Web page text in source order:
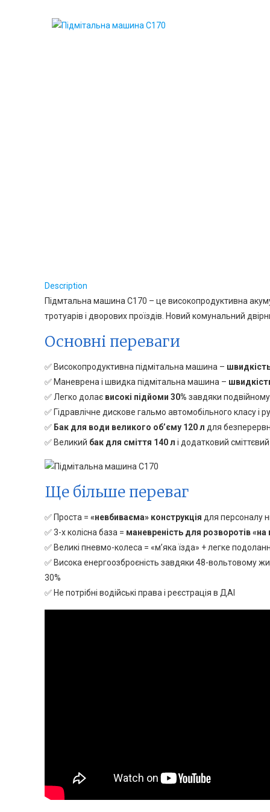
Description
Підмтальна машина С170 – це високопродуктивна
тротуарів і дворових проїздів. Новий комунальний
Основні переваги
✅ Високопродуктивна підмітальна машина –
✅ Маневрена і швидка підмітальна машина –
✅ Легко долає високі підйоми 30% завдяки
✅ Гідравлічне дискове гальмо автомобільного класу і
✅ Бак для води великого об’єму 120 л для
✅ Великий бак для сміття 140 л і додатковий
Ще більше переваг
✅ Проста =«невбиваєма» конструкція для персоналу
✅ 3-х колісна база = маневреність для розворотів «на
✅ Великі пневмо-колеса = «м’яка їзда» + легке
✅ Висока енергоозброєність завдяки 48-вольтовому
30%
✅ Не потрібні водійські права і реєстрація в ДАІ